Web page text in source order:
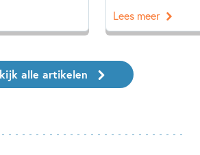
Lees meer
alle artikelen